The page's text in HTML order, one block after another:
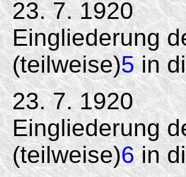
23. 7. 1920
Eingliederung
(teilweise)5in
23. 7. 1920
Eingliederung
(teilweise)6in